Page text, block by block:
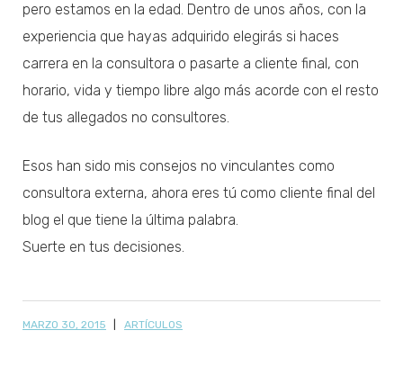
pero estamos en la edad. Dentro de unos años, con la
experiencia que hayas adquirido elegirás si haces
carrera en la consultora o pasarte a cliente final, con
horario, vida y tiempo libre algo más acorde con el resto
de tus allegados no consultores.
Esos han sido mis consejos no vinculantes como
consultora externa, ahora eres tú como cliente final del
blog el que tiene la última palabra.
Suerte en tus decisiones.
MARZO 30, 2015 ARTÍCULOS